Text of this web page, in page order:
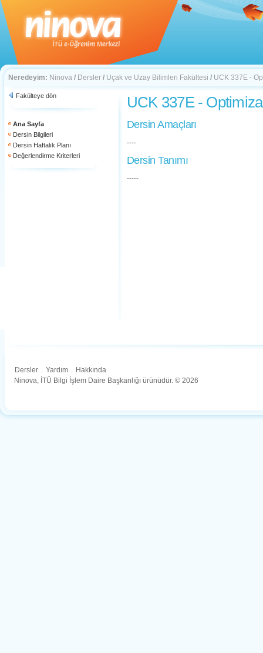
Neredeyim: Ninova / Dersler / Uçak ve Uzay Bilimleri Fakültesi / UCK 337E -
Fakülteye dön
Ana Sayfa
Dersin Bilgileri
Dersin Haftalık Planı
Değerlendirme Kriterleri
UCK 337E -
Dersin Amaçları
----
Dersin Tanımı
-----
Dersler . Yardım . Hakkında
Ninova, İTÜ Bilgi İşlem Daire Başkanlığı ürünüdür. © 2026